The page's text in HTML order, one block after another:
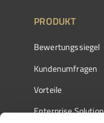
PRODUKT
Bewertungssiegel
Kundenumfragen
Vorteile
Enterprise Solution